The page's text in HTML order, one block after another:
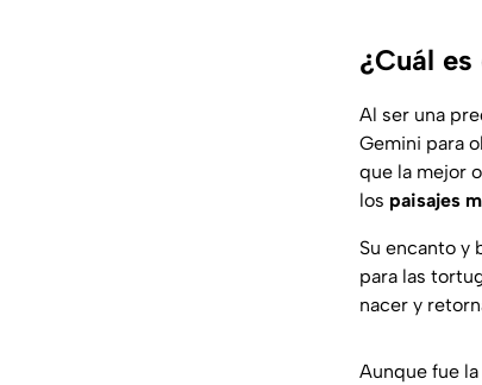
¿Cuál
Al ser una
Gemini para
que la mejor
los paisajes
Su encanto y
para las
nacer y
Aunque fue